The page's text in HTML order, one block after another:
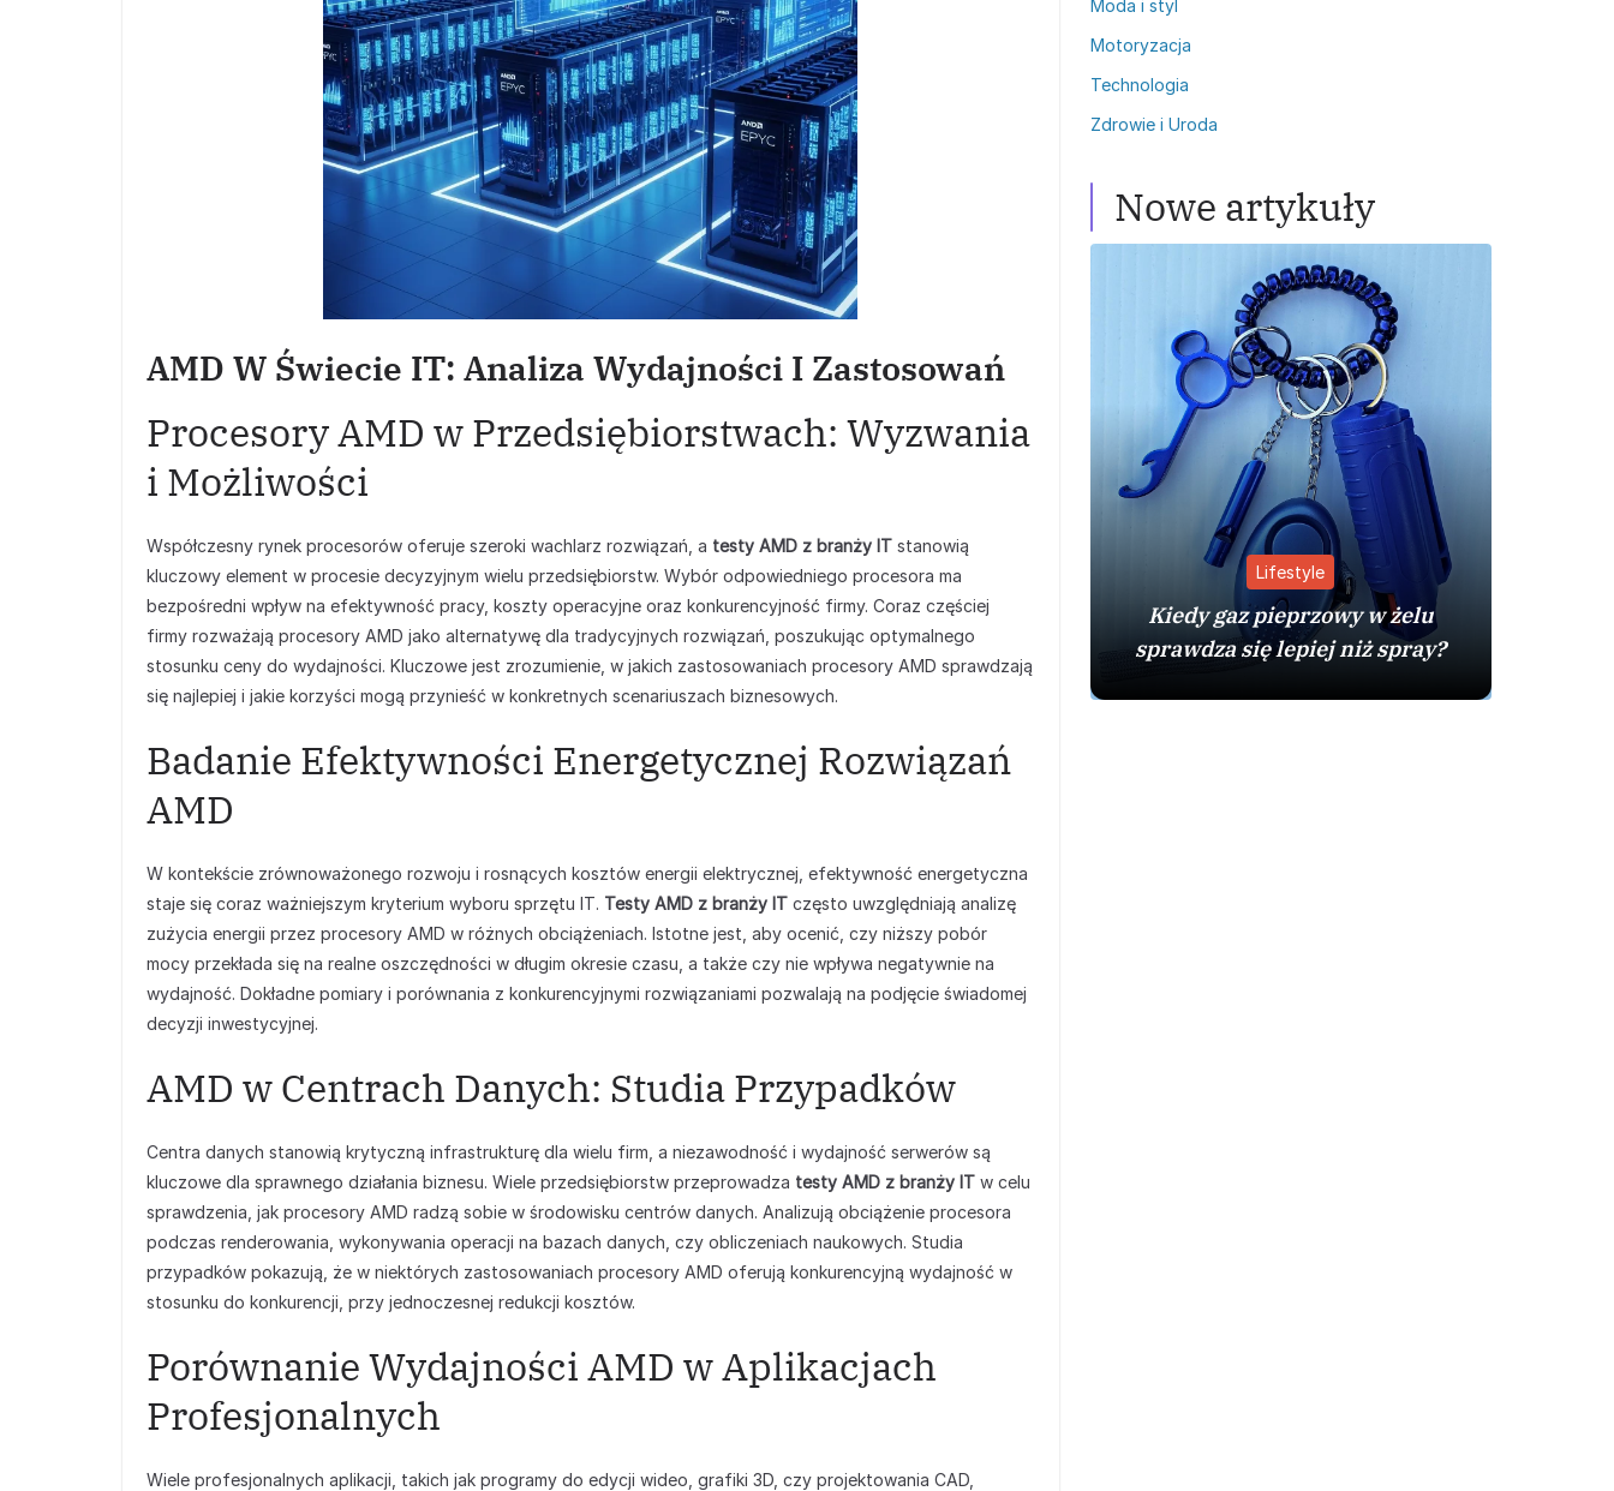
AMD W Świecie IT: Analiza Wydajności I Zastosowań
Procesory AMD w Przedsiębiorstwach: Wyzwania
i Możliwości
Współczesny rynek procesorów oferuje szeroki wachlarz rozwiązań, a testy AMD z branży IT stanowią
kluczowy element w procesie decyzyjnym wielu przedsiębiorstw. Wybór odpowiedniego procesora ma
bezpośredni wpływ na efektywność pracy, koszty operacyjne oraz konkurencyjność firmy. Coraz częściej
firmy rozważają procesory AMD jako alternatywę dla tradycyjnych rozwiązań, poszukując optymalnego
stosunku ceny do wydajności. Kluczowe jest zrozumienie, w jakich zastosowaniach procesory AMD sprawdzają
się najlepiej i jakie korzyści mogą przynieść w konkretnych scenariuszach biznesowych.
Badanie Efektywności Energetycznej Rozwiązań
AMD
W kontekście zrównoważonego rozwoju i rosnących kosztów energii elektrycznej, efektywność energetyczna
staje się coraz ważniejszym kryterium wyboru sprzętu IT. Testy AMD z branży IT często uwzględniają analizę
zużycia energii przez procesory AMD w różnych obciążeniach. Istotne jest, aby ocenić, czy niższy pobór
mocy przekłada się na realne oszczędności w długim okresie czasu, a także czy nie wpływa negatywnie na
wydajność. Dokładne pomiary i porównania z konkurencyjnymi rozwiązaniami pozwalają na podjęcie świadomej
decyzji inwestycyjnej.
AMD w Centrach Danych: Studia Przypadków
Centra danych stanowią krytyczną infrastrukturę dla wielu firm, a niezawodność i wydajność serwerów są
kluczowe dla sprawnego działania biznesu. Wiele przedsiębiorstw przeprowadza testy AMD z branży IT w celu
sprawdzenia, jak procesory AMD radzą sobie w środowisku centrów danych. Analizują obciążenie procesora
podczas renderowania, wykonywania operacji na bazach danych, czy obliczeniach naukowych. Studia
przypadków pokazują, że w niektórych zastosowaniach procesory AMD oferują konkurencyjną wydajność w
stosunku do konkurencji, przy jednoczesnej redukcji kosztów.
Porównanie Wydajności AMD w Aplikacjach
Profesjonalnych
Wiele profesjonalnych aplikacji, takich jak programy do edycji wideo, grafiki 3D, czy projektowania CAD,
Moda i styl
Motoryzacja
Technologia
Zdrowie i Uroda
Nowe artykuły
Lifestyle
Kiedy gaz pieprzowy w żelu
sprawdza się lepiej niż spray?